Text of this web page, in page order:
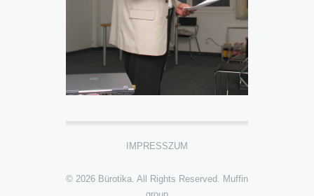
IMPRESSZUM
© 2026 Bürotika. All Rights Reserved.
Muffin